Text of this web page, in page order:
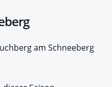
am Schneeberg